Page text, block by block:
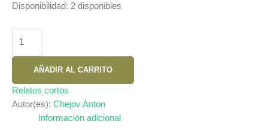
Disponibilidad: 2 disponibles
CUENTOS
LOS
cantidad
AÑADIR AL CARRITO
Relatos cortos
Autor(es): Chejov Anton
Información adicional